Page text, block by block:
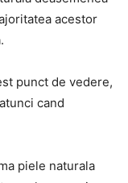
acestor
punct de vedere,
cand
piele naturala